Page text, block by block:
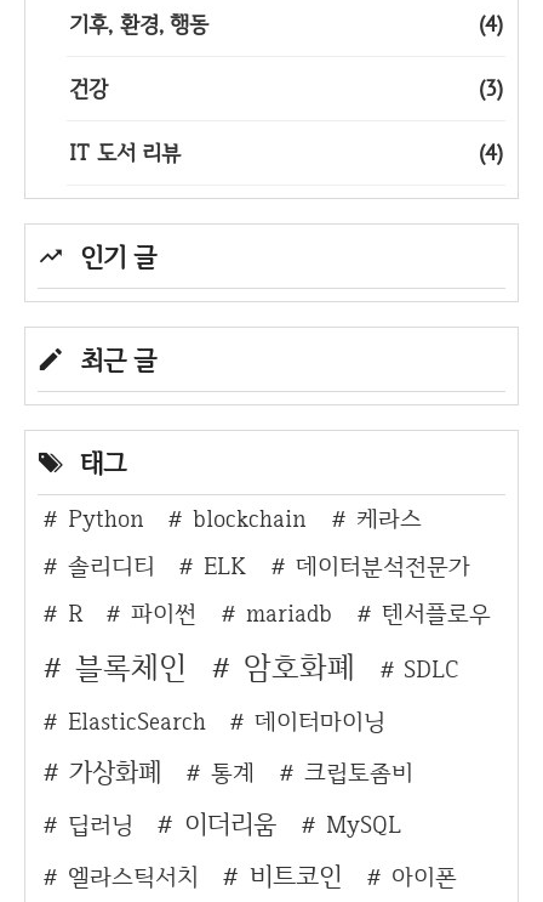
기후, 환경, 행동 (4)
건강 (3)
IT 도서 리뷰 (4)
인기 글
최근 글
태그
Python blockchain
케라스
솔리디티
ELK
데이터분석전문가
R
파이썬 mariadb 텐서플로우
블록체인 암호화폐
SDLC
ElasticSearch
데이터마이닝
가상화폐 통계
크립토좀비
딥러닝
이더리움
MySQL
엘라스틱서치
비트코인
아이폰